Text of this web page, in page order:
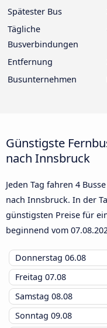
Spätester Bus
Tägliche
Busverbindungen
Entfernung
Busunternehmen
Günstigste
nach Innsbruck
Jeden Tag fahren 4
nach Innsbruck. In der
günstigsten Preise für
beginnend vom
Donnerstag 06.08
Freitag 07.08
Samstag 08.08
Sonntag 09.08